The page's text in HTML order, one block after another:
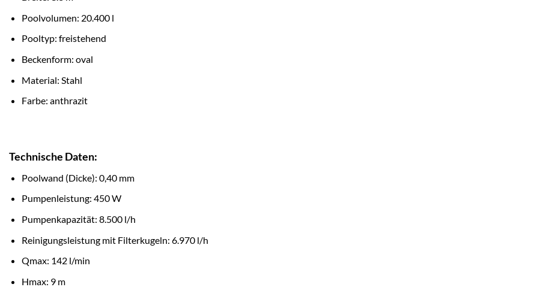
Poolvolumen: 20.400 l
Pooltyp: freistehend
Beckenform: oval
Material: Stahl
Farbe: anthrazit
Technische Daten:
Poolwand (Dicke): 0,40 mm
Pumpenleistung: 450 W
Pumpenkapazität: 8.500 l/h
Reinigungsleistung mit Filterkugeln: 6.970 l/h
Qmax: 142 l/min
Hmax: 9 m